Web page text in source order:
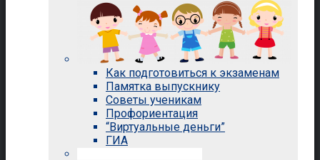
Как подготовиться к экзаменам
Памятка выпускнику
Советы ученикам
Профориентация
“Виртуальные деньги”
ГИА